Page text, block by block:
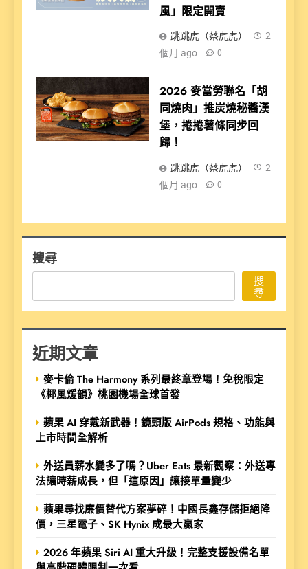
風」限定開賣
跳跳虎（蔡虎虎）
2
個月 ago
0
2026 麥當勞聯名「胡
同燒肉」推炭燒秘醬漢
堡，捲捲薯條同步回
歸！
跳跳虎（蔡虎虎）
2
個月 ago
0
搜尋
搜
尋
近期文章
麥卡倫 The Harmony 系列最終章登場！免稅限定
《椰風煖韻》桃園機場全球首發
蘋果 AI 穿戴新武器！鏡頭版 AirPods 規格、功能與
上市時間全解析
外送員薪水變多了嗎？Uber Eats 最新觀察：外送專
法讓時薪成長，但「這原因」讓接單量變少
蘋果尋找廉價替代方案夢碎！中國長鑫存儲拒絕降
價，三星電子、SK Hynix 成最大贏家
2026 年蘋果 Siri AI 重大升級！完整支援設備名單